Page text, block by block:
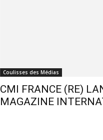
Coulisses des Médias
CMI FRANCE (RE)
MAGAZINE